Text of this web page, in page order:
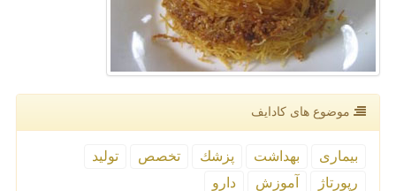
موضوع های كادایف
بیماری بهداشت پزشك تخصص
تولید
رپورتاژ
آموزش دارو